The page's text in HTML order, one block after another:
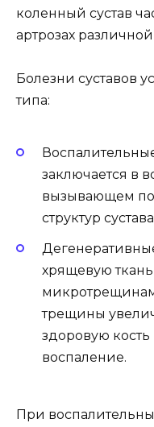
коленный сустав
артрозах
Болезни суставов
типа:
заключается в
вызывающем
структур
хрящевую
трещины
здоровую
воспаление.
При